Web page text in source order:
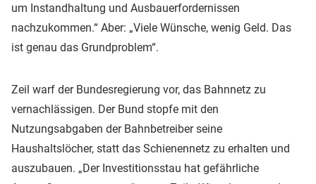
um Instandhaltung und Ausbauerfordernissen
nachzukommen.“ Aber: „Viele Wünsche, wenig Geld. Das
ist genau das Grundproblem“.
Zeil warf der Bundesregierung vor, das Bahnnetz zu
vernachlässigen. Der Bund stopfe mit den
Nutzungsabgaben der Bahnbetreiber seine
Haushaltslöcher, statt das Schienennetz zu erhalten und
auszubauen. „Der Investitionsstau hat gefährliche